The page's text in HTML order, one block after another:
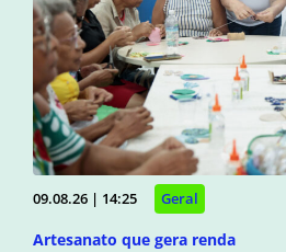
09.08.26 | 14:25 Geral
Artesanato que gera renda